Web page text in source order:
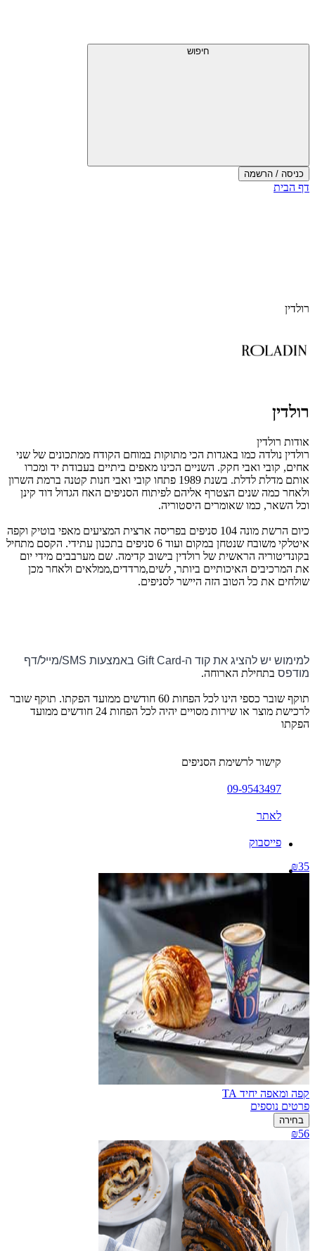
חיפוש
כניסה / הרשמה
דף הבית
רולדין
רולדין
אודות רולדין
רולדין נולדה כמו באגדות הכי מתוקות במוחם הקודח ממתכונים של שני
אחים, קובי ואבי חקק. השניים הכינו מאפים ביתיים בעבודת יד ומכרו
אותם מדלת לדלת. בשנת 1989 פתחו קובי ואבי חנות קטנה ברמת השרון
ולאחר כמה שנים הצטרף אליהם לפיתוח הסניפים האח הגדול דוד קינן
וכל השאר, כמו שאומרים היסטוריה.
כיום הרשת מונה 104 סניפים בפריסה ארצית המציעים מאפי בוטיק וקפה
איטלקי משובח שנטחן במקום ועוד 6 סניפים בתכנון עתידי. הקסם מתחיל
בקונדיטוריה הראשית של רולדין בישוב קדימה. שם מערבבים מידי יום
את המרכיבים האיכותיים ביותר, לשים,מרדדים,ממלאים ולאחר מכן
שולחים את כל הטוב הזה היישר לסניפים.
למימוש יש להציג את קוד ה-Gift Card באמצעות SMS/מייל/דף
מודפס בתחילת הארוחה.
תוקף שובר כספי הינו לכל הפחות 60 חודשים ממועד הפקתו. תוקף שובר
לרכישת מוצר או שירות מסויים יהיה לכל הפחות 24 חודשים ממועד
הפקתו
קישור לרשימת הסניפים
09-9543497
לאתר
פייסבוק
₪35
קפה ומאפה יחיד TA
פרטים נוספים
בחירה
₪56